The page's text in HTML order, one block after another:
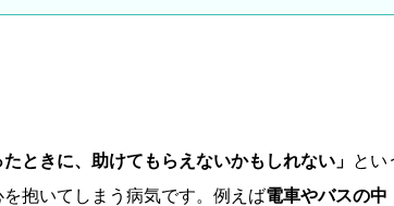
ときに、助けてもらえないかもしれない」 とい
抱いてしまう病気です。例えば電車やバスの中